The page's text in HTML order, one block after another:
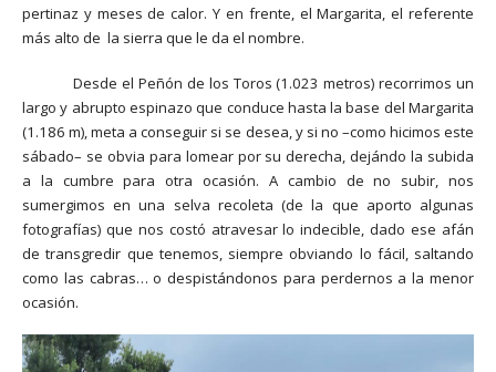
pertinaz y meses de calor. Y en frente, el Margarita, el referente
más alto de la sierra que le da el nombre.
Desde el Peñón de los Toros (1.023 metros) recorrimos un
largo y abrupto espinazo que conduce hasta la base del Margarita
(1.186 m), meta a conseguir si se desea, y si no –como hicimos este
sábado– se obvia para lomear por su derecha, dejándo la subida
a la cumbre para otra ocasión. A cambio de no subir, nos
sumergimos en una selva recoleta (de la que aporto algunas
fotografías) que nos costó atravesar lo indecible, dado ese afán
de transgredir que tenemos, siempre obviando lo fácil, saltando
como las cabras… o despistándonos para perdernos a la menor
ocasión.